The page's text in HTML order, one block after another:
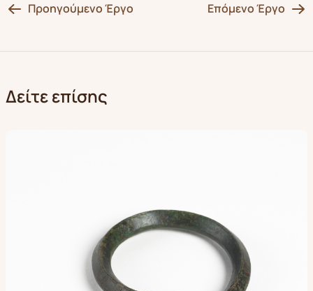
Προηγούμενο Έργο Επόμενο Έργο
Δείτε επίσης